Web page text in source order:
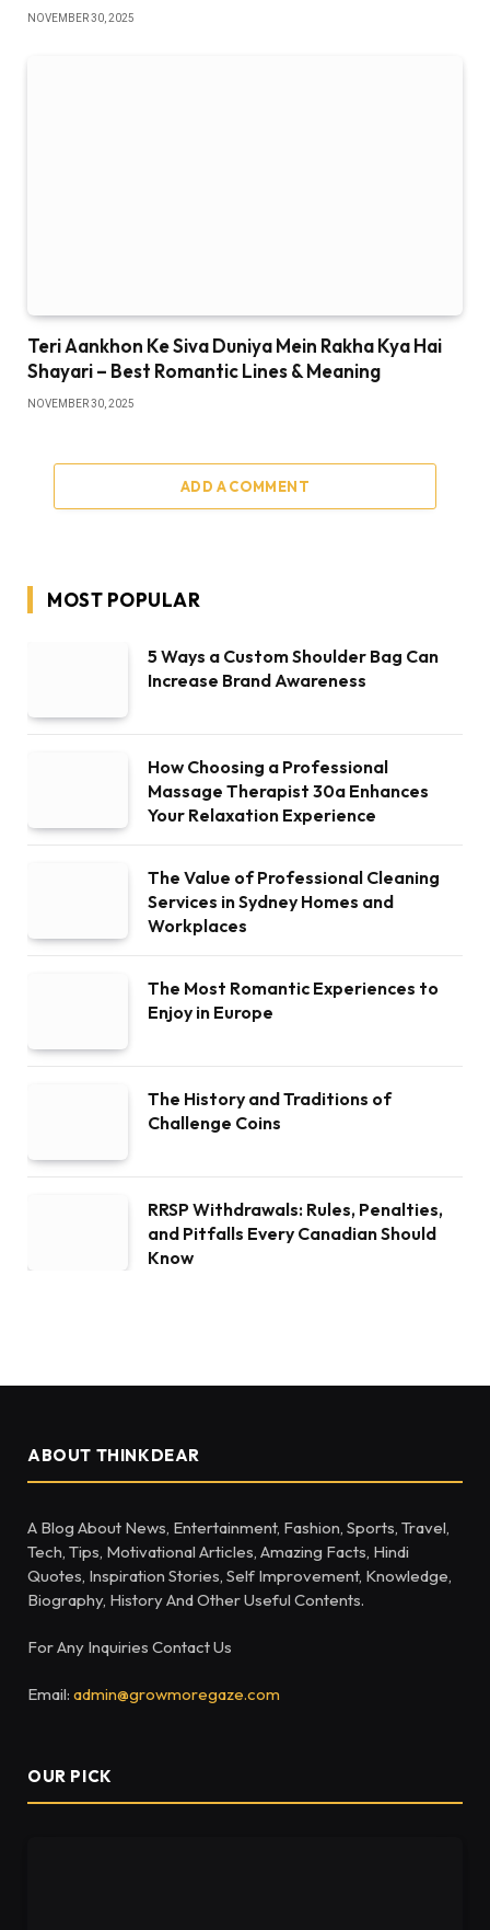
NOVEMBER 30, 2025
Teri Aankhon Ke Siva Duniya Mein Rakha Kya Hai
Shayari – Best Romantic Lines & Meaning
NOVEMBER 30, 2025
ADD A COMMENT
MOST POPULAR
5 Ways a Custom Shoulder Bag Can
Increase Brand Awareness
How Choosing a Professional
Massage Therapist 30a Enhances
Your Relaxation Experience
The Value of Professional Cleaning
Services in Sydney Homes and
Workplaces
The Most Romantic Experiences to
Enjoy in Europe
The History and Traditions of
Challenge Coins
RRSP Withdrawals: Rules, Penalties,
and Pitfalls Every Canadian Should
Know
ABOUT THINKDEAR
A Blog About News, Entertainment, Fashion, Sports, Travel,
Tech, Tips, Motivational Articles, Amazing Facts, Hindi
Quotes, Inspiration Stories, Self Improvement, Knowledge,
Biography, History And Other Useful Contents.
For Any Inquiries Contact Us
Email: admin@growmoregaze.com
OUR PICK